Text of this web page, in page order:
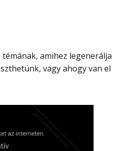
vagy ahogy van el